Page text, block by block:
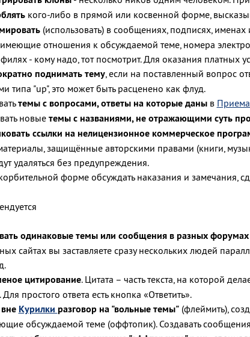
кого-либо в прямой или косвенной форме,
(использовать) в сообщениях, подписях,
отношения к обсуждаемой теме, номера
- кому надо, тот посмотрит. Для оказания платных
поднимать тему, если на поставленный вопрос
типа "up", это может быть расценено как флуд.
темы с вопросами, ответы на которые даныв
новые темы с названиями, не отражающими суть
ссылки на нелицензионное коммерческое
защищённые авторскими правами (книги,
удаляться без предупреждения.
форме обсуждать наказания и замечания,
одинаковые темы или сообщения в разных
сайтах вы заставляете сразу нескольких людей
цитирование. Цитата – часть текста, на которой
простого ответа есть кнопка «Ответить».
Курилки разговор на "вольные темы"(флеймить),
обсуждаемой теме (оффтопик). Создавать